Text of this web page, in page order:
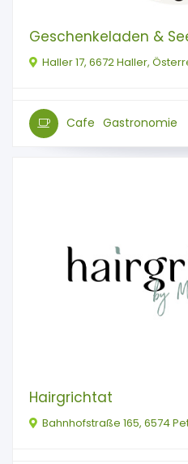
Geschenkeladen &
Haller 17, 6672 Haller,
Cafe Gastronomie
Hairgrichtat
Bahnhofstraße 165, 6574